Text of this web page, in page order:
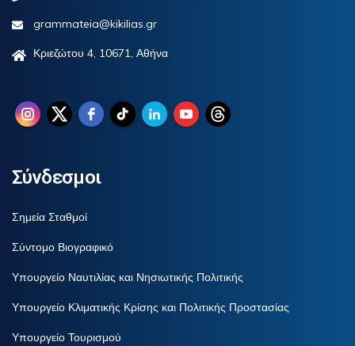
grammateia@kikilias.gr
Κριεζώτου 4, 10671, Αθήνα
Σύνδεσμοι
Σημεία Σταθμοί
Σύντομο Βιογραφικό
Υπουργείο Ναυτιλίας και Νησιωτικής Πολιτικής
Υπουργείο Κλιματικής Κρίσης και Πολιτικής Προστασίας
Υπουργείο Τουρισμού